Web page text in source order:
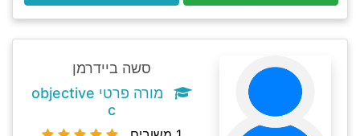
סשה ביידרמן
מורה פרטי objective
c